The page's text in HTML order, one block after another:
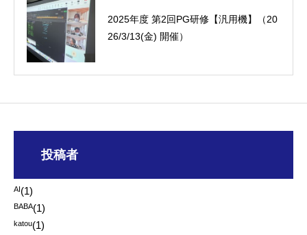
2025年度 第2回PG研修【汎用機】（20
26/3/13(金) 開催）
投稿者
AI(1)
BABA(1)
katou(1)